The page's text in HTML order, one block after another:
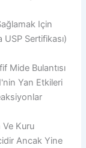
Için
Sertifikası)
Mide Bulantısı
Yan Etkileri
Ve Kuru
Ancak Yine